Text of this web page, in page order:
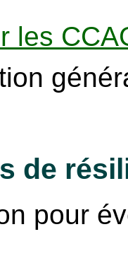
les
de
pour